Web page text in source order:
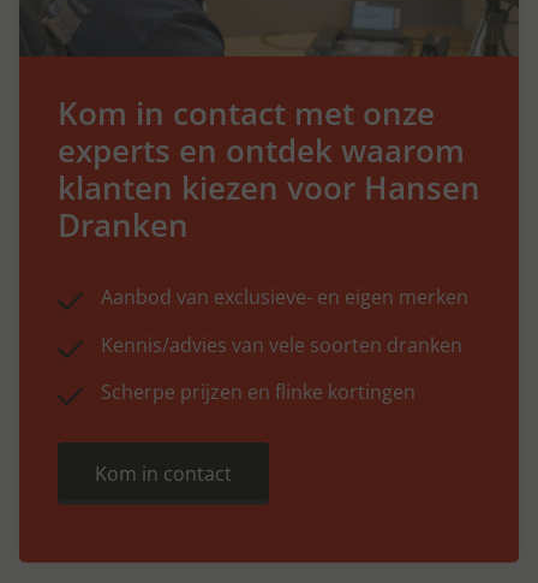
Kom in contact met onze
experts en ontdek waarom
klanten kiezen voor Hansen
Dranken
Aanbod van exclusieve- en eigen merken
Kennis/advies van vele soorten dranken
Scherpe prijzen en flinke kortingen
Kom in contact